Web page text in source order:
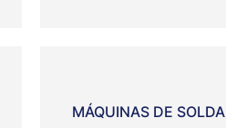
MÁQUINAS DE SOLDA